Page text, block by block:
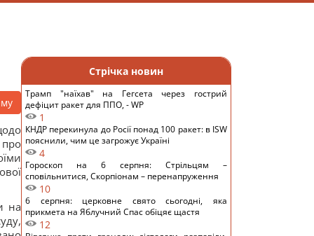
про
на
Стрічка новин
Трамп "наїхав" на Гегсета через гострий
дефіцит ракет для ППО, - WP
1
КНДР перекинула до Росії понад 100 ракет: в ISW
пояснили, чим це загрожує Україні
4
Гороскоп на 6 серпня: Стрільцям –
сповільнитися, Скорпіонам – перенапруження
10
6 серпня: церковне свято сьогодні, яка
прикмета на Яблучний Спас обіцяє щастя
12